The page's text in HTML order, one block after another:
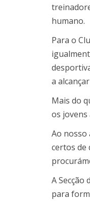
humano.
Para o
a
Mais do
os
Ao nosso
certos de
A
para